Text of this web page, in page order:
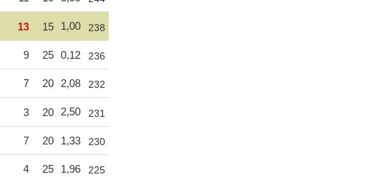
13 15 1,00 238
9 25 0,12 236
7 20 2,08 232
3 20 2,50 231
7 20 1,33 230
4 25 1,96 225